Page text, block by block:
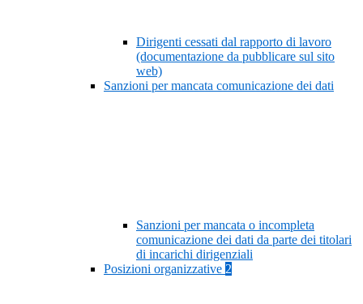
Dirigenti cessati dal rapporto di lavoro
(documentazione da pubblicare sul sito
web)
Sanzioni per mancata comunicazione dei dati
Sanzioni per mancata o incompleta
comunicazione dei dati da parte dei titolari
di incarichi dirigenziali
Posizioni organizzative 2